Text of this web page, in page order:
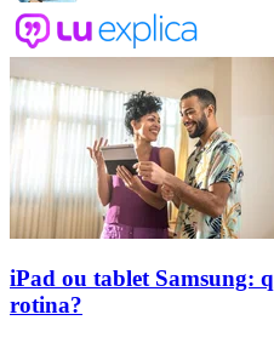
iPad ou tablet Samsung:
rotina?